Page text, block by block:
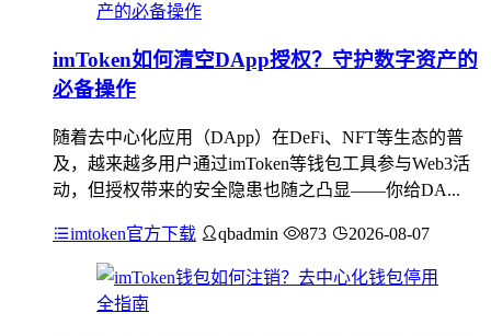
imToken如何清空DApp授权？守护数字资产的
必备操作
随着去中心化应用（DApp）在DeFi、NFT等生态的普
及，越来越多用户通过imToken等钱包工具参与Web3活
动，但授权带来的安全隐患也随之凸显——你给DA...
imtoken官方下载 qbadmin 873 2026-08-07